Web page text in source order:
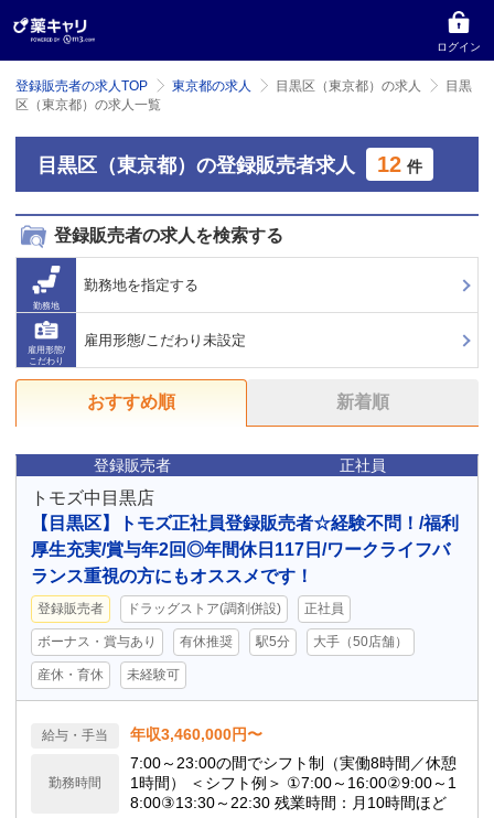
ログイン
登録販売者の求人TOP 東京都の求人 目黒区（東京都）の求人
目黒
区（東京都）の求人一覧
目黒区（東京都）の登録販売者求人 12 件
登録販売者の求人を検索する
勤務地
勤務地を指定する
雇用形態/
こだわり
雇用形態/こだわり未設定
おすすめ順 新着順
登録販売者 正社員
トモズ中目黒店
【目黒区】トモズ正社員登録販売者☆経験不問！/福利
厚生充実/賞与年2回◎年間休日117日/ワークライフバ
ランス重視の方にもオススメです！
登録販売者 ドラッグストア(調剤併設) 正社員
ボーナス・賞与あり 有休推奨 駅5分 大手（50店舗）
産休・育休 未経験可
給与・手当 年収3,460,000円〜
勤務時間
7:00～23:00の間でシフト制（実働8時間／休憩
1時間） ＜シフト例＞ ①7:00～16:00②9:00～1
8:00③13:30～22:30 残業時間：月10時間ほど